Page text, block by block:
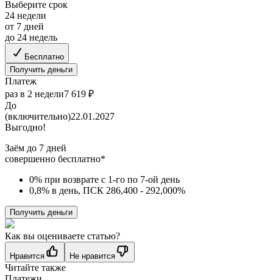
Выберите срок
24 недели
от 7 дней
до 24 недель
Бесплатно
Получить деньги
Платеж
раз в 2 недели7 619 ₽
До
(включительно)22.01.2027
Выгодно!
Заём до 7 дней
совершенно бесплатно*
0% при возврате с 1-го по 7-ой день
0,8% в день, ПСК 286,400 - 292,000%
Получить деньги
Как вы оцениваете статью?
Нравится Не нравится
Читайте также